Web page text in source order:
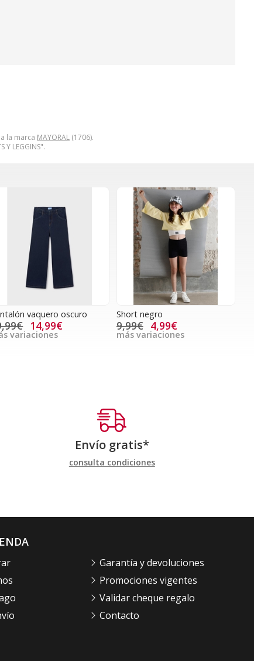
la marca MAYORAL (1706).
Y LEGGINS".
vaquero oscuro
14,99€
variaciones
Short negro
9,99€ 4,99€
más variaciones
Envío gratis*
consulta condiciones
Garantía y devoluciones
Promociones vigentes
Validar cheque regalo
Contacto